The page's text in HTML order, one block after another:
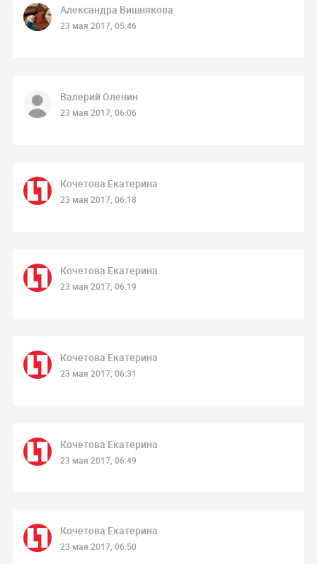
Александра Вишнякова
23 мая 2017, 05:46
Валерий Оленин
23 мая 2017, 06:06
Кочетова Екатерина
23 мая 2017, 06:18
Кочетова Екатерина
23 мая 2017, 06:19
Кочетова Екатерина
23 мая 2017, 06:31
Кочетова Екатерина
23 мая 2017, 06:49
Кочетова Екатерина
23 мая 2017, 06:50